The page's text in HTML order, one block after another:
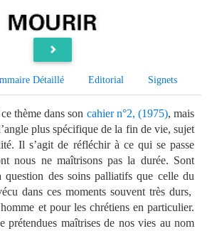
Détaillé Editorial Signets
thème dans son cahier n°2, (1975), mais
plus spécifique de la fin de vie, sujet
Il s’agit de réfléchir à ce qui se passe
nous ne maîtrisons pas la durée. Sont
question des soins palliatifs que celle du
dans ces moments souvent très durs,
et pour les chrétiens en particulier.
prétendues maîtrises de nos vies au nom